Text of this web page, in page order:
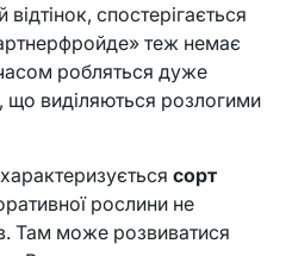
спостерігається
теж немає
робляться дуже
виділяються розлогими
сорт
рослини не
Там може розвиватися